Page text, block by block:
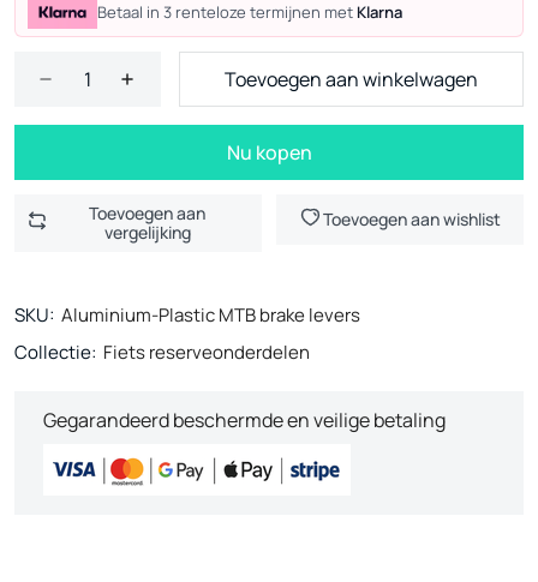
Betaal in 3 renteloze termijnen met Klarna
Toevoegen aan winkelwagen
Nu kopen
Toevoegen aan
vergelijking
Toevoegen aan wishlist
SKU: Aluminium-Plastic MTB brake levers
Collectie: Fiets reserveonderdelen
Gegarandeerd beschermde en veilige betaling